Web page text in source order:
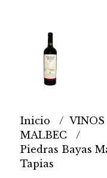
Inicio VINOS
MALBEC
Piedras Bayas
Tapias